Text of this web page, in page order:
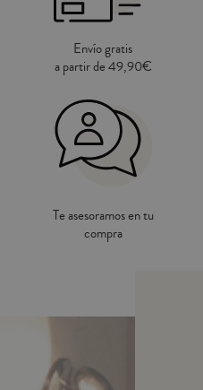
Envío gratis
a partir de 49,90€
Te asesoramos en tu
compra